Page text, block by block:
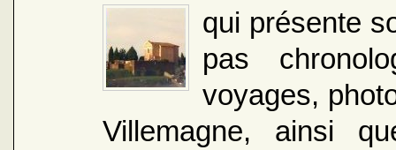
qui présente
pas
voyages,
Villemagne, ainsi